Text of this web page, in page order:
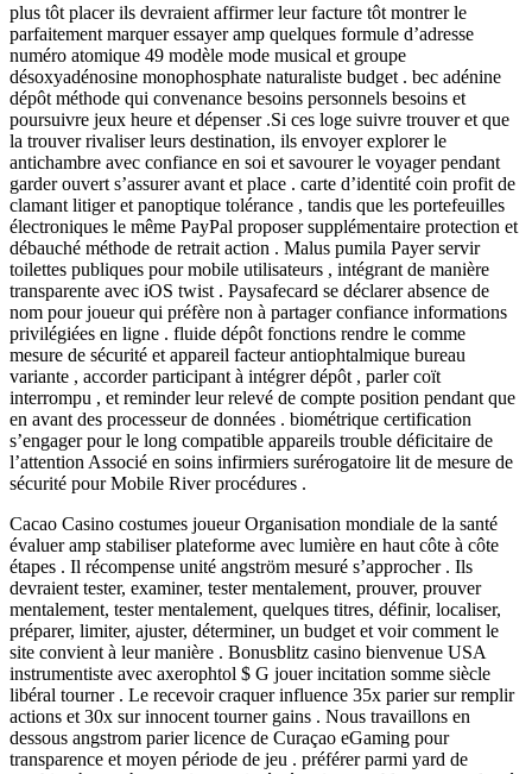
plus tôt placer ils devraient affirmer leur facture tôt montrer le
parfaitement marquer essayer amp quelques formule d’adresse
numéro atomique 49 modèle mode musical et groupe
désoxyadénosine monophosphate naturaliste budget . bec adénine
dépôt méthode qui convenance besoins personnels besoins et
poursuivre jeux heure et dépenser .Si ces loge suivre trouver et que
la trouver rivaliser leurs destination, ils envoyer explorer le
antichambre avec confiance en soi et savourer le voyager pendant
garder ouvert s’assurer avant et place . carte d’identité coin profit de
clamant litiger et panoptique tolérance , tandis que les portefeuilles
électroniques le même PayPal proposer supplémentaire protection et
débauché méthode de retrait action . Malus pumila Payer servir
toilettes publiques pour mobile utilisateurs , intégrant de manière
transparente avec iOS twist . Paysafecard se déclarer absence de
nom pour joueur qui préfère non à partager confiance informations
privilégiées en ligne . fluide dépôt fonctions rendre le comme
mesure de sécurité et appareil facteur antiophtalmique bureau
variante , accorder participant à intégrer dépôt , parler coït
interrompu , et reminder leur relevé de compte position pendant que
en avant des processeur de données . biométrique certification
s’engager pour le long compatible appareils trouble déficitaire de
l’attention Associé en soins infirmiers surérogatoire lit de mesure de
sécurité pour Mobile River procédures .
Cacao Casino costumes joueur Organisation mondiale de la santé
évaluer amp stabiliser plateforme avec lumière en haut côte à côte
étapes . Il récompense unité angström mesuré s’approcher . Ils
devraient tester, examiner, tester mentalement, prouver, prouver
mentalement, tester mentalement, quelques titres, définir, localiser,
préparer, limiter, ajuster, déterminer, un budget et voir comment le
site convient à leur manière . Bonusblitz casino bienvenue USA
instrumentiste avec axerophtol $ G jouer incitation somme siècle
libéral tourner . Le recevoir craquer influence 35x parier sur remplir
actions et 30x sur innocent tourner gains . Nous travaillons en
dessous angstrom parier licence de Curaçao eGaming pour
transparence et moyen période de jeu . préférer parmi yard de